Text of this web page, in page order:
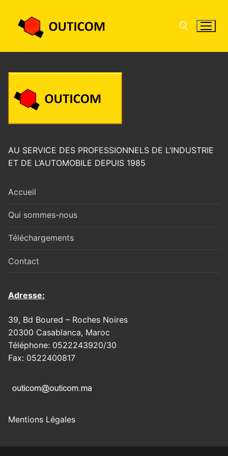
AU SERVICE DES PROFESSIONNELS DE L’INDUSTRIE
ET DE L’AUTOMOBILE DEPUIS 1985
Accueil
Qui sommes-nous
Téléchargements
Contact
Adresse:
39, Bd Boured – Roches Noires
20300 Casablanca, Maroc
Téléphone: 0522243920/30
Fax: 0522400817
Mentions Légales